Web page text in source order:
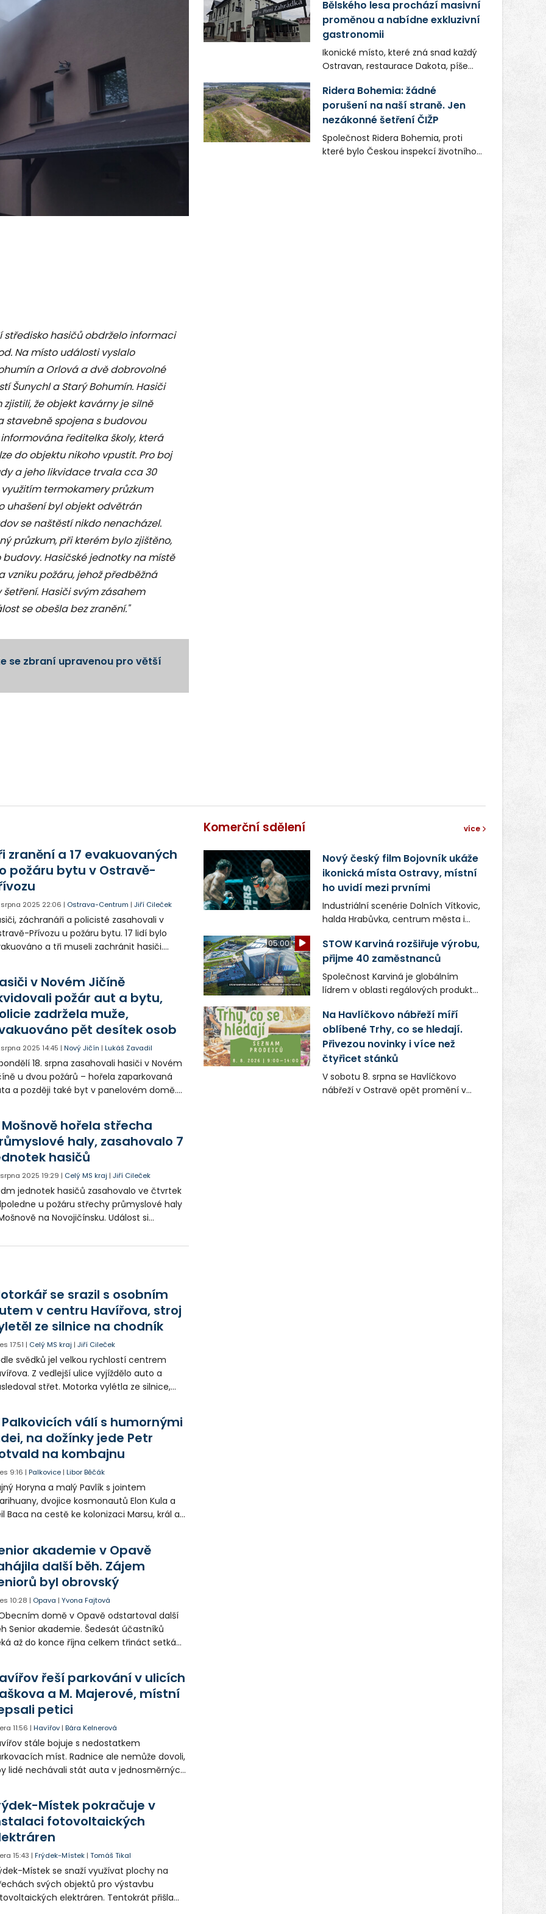
středisko hasičů obdrželo informaci
Na místo události vyslalo
a Orlová a dvě dobrovolné
Šunychl a Starý Bohumín. Hasiči
že objekt kavárny je silně
stavebně spojena s budovou
ředitelka školy, která
do objektu nikoho vpustit. Pro boj
a jeho likvidace trvala cca 30
termokamery průzkum
uhašení byl objekt odvětrán
se naštěstí nikdo nenacházel.
průzkum, při kterém bylo zjištěno,
Hasičské jednotky na místě
vzniku požáru, jehož předběžná
šetření. Hasiči svým zásahem
se obešla bez zranění."
se zbraní upravenou pro větší
Bělského lesa prochází masivní
proměnou a nabídne exkluzivní
gastronomii
Ikonické místo, které zná snad každý
Ostravan, restaurace Dakota, píše
společnost Dang Investment Group
s.r.o. investuje do projektu přes 50
milionů korun. Cílem je přinést
Ostravě dva špičkové gastronomické
koncepty, které v regionu dosud
chyběly, luxusní středomořskou
Ridera Bohemia: žádné
porušení na naší straně. Jen
nezákonné šetření ČIŽP
Společnost Ridera Bohemia, proti
které bylo Českou inspekcí životního
zranění a 17 evakuovaných
požáru bytu v Ostravě-
srpna 2025 22:06 | Ostrava-Centrum |Jiří Cileček
záchranáři a policisté zasahovali v
Přívozu u požáru bytu. 17 lidí bylo
a tři museli zachránit hasiči.
obyvatele domu.
v Novém Jičíně
požár aut a bytu,
zadržela muže,
pět desítek osob
srpna 2025 14:45 |Nový Jičín |Lukáš Zavadil
18. srpna zasahovali hasiči v Novém
u dvou požárů – hořela zaparkovaná
a později také byt v panelovém domě.
ale přesáhla 400 tisíc korun.
Mošnově hořela střecha
haly, zasahovalo 7
hasičů
srpna 2025 19:29 | Celý MS kraj |Jiří Cileček
jednotek hasičů zasahovalo ve čtvrtek
u požáru střechy průmyslové haly
na Novojičínsku. Událost si
se srazil s osobním
v centru Havířova, stroj
ze silnice na chodník
17:51 | Celý MS kraj |Jiří Cileček
svědků jel velkou rychlostí centrem
Z vedlejší ulice vyjíždělo auto a
střet. Motorka vylétla ze silnice,
přepraven do nemocnice.
Palkovicích válí s humornými
na dožínky jede Petr
na kombajnu
9:16 |Palkovice |Libor Běčák
Horyna a malý Pavlík s jointem
dvojice kosmonautů Elon Kula a
Baca na cestě ke kolonizaci Marsu, král a
a místostarosta David Kula.
akademie v Opavě
další běh. Zájem
byl obrovský
10:28 | Opava |Yvona Fajtová
domě v Opavě odstartoval další
Senior akademie. Šedesát účastníků
až do konce října celkem třináct setkání
certifikáty o absolvování studia a
dárky.
řeší parkování v ulicích
a M. Majerové, místní
petici
11:56 |Havířov |Bára Kelnerová
stále bojuje s nedostatkem
míst. Radnice ale nemůže dovoli,
lidé nechávali stát auta v jednosměrných
se teď řeší v jednom vnitrobloku, kde
někteří obyvatelé rozhodli sepsat petici.
Místek pokračuje v
fotovoltaických
15:43 |Frýdek-Místek |Tomáš Tikal
Místek se snaží využívat plochy na
svých objektů pro výstavbu
elektráren. Tentokrát přišla
Komerční sdělení více
Nový český film Bojovník ukáže
ikonická místa Ostravy, místní
ho uvidí mezi prvními
Industriální scenérie Dolních Vítkovic,
halda Hrabůvka, centrum města i
v novém filmu Bojovník, který vstoupí
do kin už 13. srpna. Režiséři Vojtěch
Frič a Tomáš Dianiška si
moravskoslezskou metropoli
nevybrali náhodou – její syrová
atmosféra se stala přirozenou
součástí příběhu bývalého
boxerského šampiona Hoffa (Milan
Ondrík), jenž se po letech vrací do
světa vrcholových zápasů, tentokrát
v MMA.
05:00
STOW Karviná rozšiřuje výrobu,
přijme 40 zaměstnanců
Společnost Karviná je globálním
lídrem v oblasti regálových produktů
zaměstnavatelem na Karvinsku a
firmou s obrovským potenciálem.
Na Havlíčkovo nábřeží míří
oblíbené Trhy, co se hledají.
Přivezou novinky i více než
čtyřicet stánků
V sobotu 8. srpna se Havlíčkovo
nábřeží v Ostravě opět promění v